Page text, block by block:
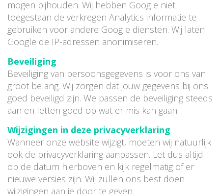
mogen bijhouden. Wij hebben Google niet
toegestaan de verkregen Analytics informatie te
gebruiken voor andere Google diensten. Wij laten
Google de IP-adressen anonimiseren.
Beveiliging
Beveiliging van persoonsgegevens is voor ons van
groot belang. Wij zorgen dat jouw gegevens bij ons
goed beveiligd zijn. We passen de beveiliging steeds
aan en letten goed op wat er mis kan gaan.
Wijzigingen in deze privacyverklaring
Wanneer onze website wijzigt, moeten wij natuurlijk
ook de privacyverklaring aanpassen. Let dus altijd
op de datum hierboven en kijk regelmatig of er
nieuwe versies zijn. Wij zullen ons best doen
wijzigingen aan je door te geven.